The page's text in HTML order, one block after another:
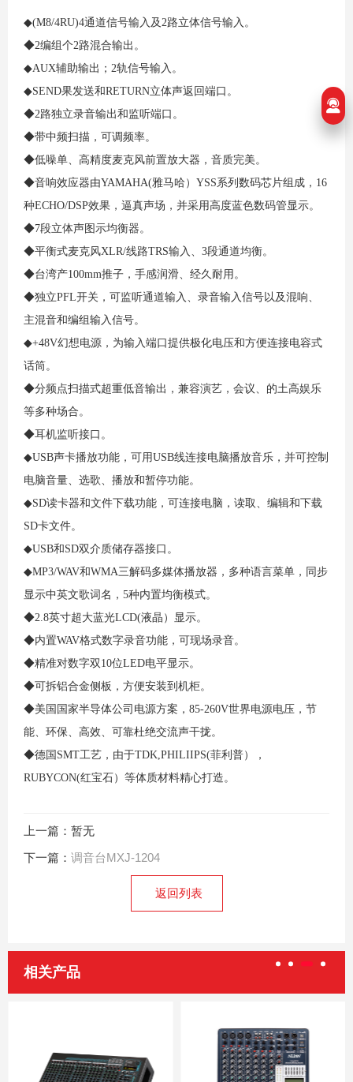
◆(M8/4RU)4通道信号输入及2路立体信号输入。
◆2编组个2路混合输出。
◆AUX辅助输出；2轨信号输入。
◆SEND果发送和RETURN立体声返回端口。
◆2路独立录音输出和监听端口。
◆带中频扫描，可调频率。
◆低噪单、高精度麦克风前置放大器，音质完美。
◆音响效应器由YAMAHA(雅马哈）YSS系列数码芯片组成，16
种ECHO/DSP效果，逼真声场，并采用高度蓝色数码管显示。
◆7段立体声图示均衡器。
◆平衡式麦克风XLR/线路TRS输入、3段通道均衡。
◆台湾产100mm推子，手感润滑、经久耐用。
◆独立PFL开关，可监听通道输入、录音输入信号以及混响、
主混音和编组输入信号。
◆+48V幻想电源，为输入端口提供极化电压和方便连接电容式
话筒。
◆分频点扫描式超重低音输出，兼容演艺，会议、的土高娱乐
等多种场合。
◆耳机监听接口。
◆USB声卡播放功能，可用USB线连接电脑播放音乐，并可控制
电脑音量、选歌、播放和暂停功能。
◆SD读卡器和文件下载功能，可连接电脑，读取、编辑和下载
SD卡文件。
◆USB和SD双介质储存器接口。
◆MP3/WAV和WMA三解码多媒体播放器，多种语言菜单，同步
显示中英文歌词名，5种内置均衡模式。
◆2.8英寸超大蓝光LCD(液晶）显示。
◆内置WAV格式数字录音功能，可现场录音。
◆精准对数字双10位LED电平显示。
◆可拆铝合金侧板，方便安装到机柜。
◆美国国家半导体公司电源方案，85-260V世界电源电压，节
能、环保、高效、可靠杜绝交流声干拢。
◆德国SMT工艺，由于TDK,PHILIIPS(菲利普），
RUBYCON(红宝石）等体质材料精心打造。
上一篇：暂无
下一篇： 调音台MXJ-1204
返回列表
相关产品